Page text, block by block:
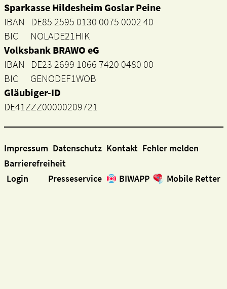
Sparkasse Hildesheim Goslar Peine
IBAN DE85 2595 0130 0075 0002 40
BIC NOLADE21HIK
Volksbank BRAWO eG
IBAN DE23 2699 1066 7420 0480 00
BIC GENODEF1WOB
Gläubiger-ID
DE41ZZZ00000209721
Impressum Datenschutz Kontakt Fehler melden
Barrierefreiheit
Login
Presseservice BIWAPP Mobile Retter